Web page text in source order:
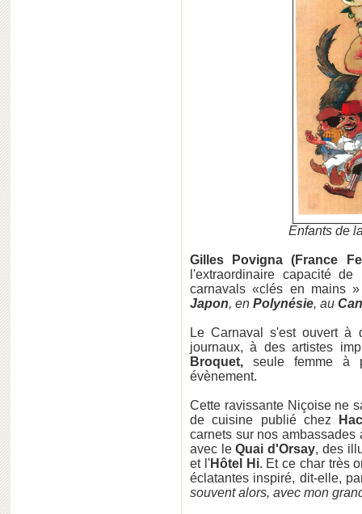
Enfants de
Gilles Povigna (France
l'extraordinaire capacité de
carnavals «clés en mains
Japon, en Polynésie, au
Le Carnaval s'est ouvert à
journaux, à des artistes
Broquet, seule femme à
évènement.
Cette ravissante Niçoise ne
de cuisine publié chez
carnets sur nos ambassades
avec leQuai d'Orsay, des
et l'Hôtel Hi. Et ce char très
éclatantes inspiré, dit-elle,
souvent alors, avec mon